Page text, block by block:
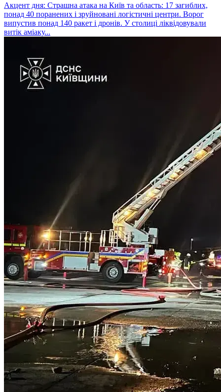
Акцент дня: Страшна атака на Київ та область: 17 загиблих,
понад 40 поранених і зруйновані логістичні центри. Ворог
випустив понад 140 ракет і дронів. У столиці ліквідовували
витік аміаку...